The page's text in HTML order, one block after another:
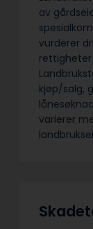
av
vurderer
rettigheter
kjøp/salg,
varierer